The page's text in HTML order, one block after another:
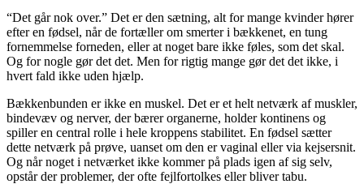
“Det går nok over.” Det er den sætning, alt for mange kvinder hører
efter en fødsel, når de fortæller om smerter i bækkenet, en tung
fornemmelse forneden, eller at noget bare ikke føles, som det skal.
Og for nogle gør det det. Men for rigtig mange gør det det ikke, i
hvert fald ikke uden hjælp.
Bækkenbunden er ikke en muskel. Det er et helt netværk af muskler,
bindevæv og nerver, der bærer organerne, holder kontinens og
spiller en central rolle i hele kroppens stabilitet. En fødsel sætter
dette netværk på prøve, uanset om den er vaginal eller via kejsersnit.
Og når noget i netværket ikke kommer på plads igen af sig selv,
opstår der problemer, der ofte fejlfortolkes eller bliver tabu.